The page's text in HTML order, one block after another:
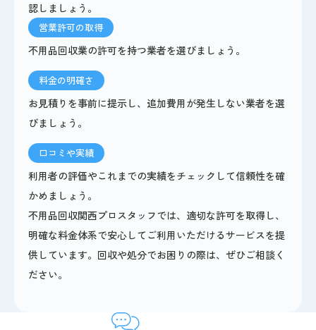
認しましょう。
営業許可の取得
不用品回収業の許可を持つ業者を選びましょう。
料金の明確さ
お見積りを事前に提示し、追加費用が発生しない業者を選
びましょう。
口コミや実績
利用者の評価やこれまでの実績をチェックして信頼性を確
かめましょう。
不用品回収関西プロスタッフでは、適切な許可を取得し、
明確な料金体系で安心してご利用いただけるサービスを提
供しています。回収や処分でお困りの際は、ぜひご相談く
ださい。